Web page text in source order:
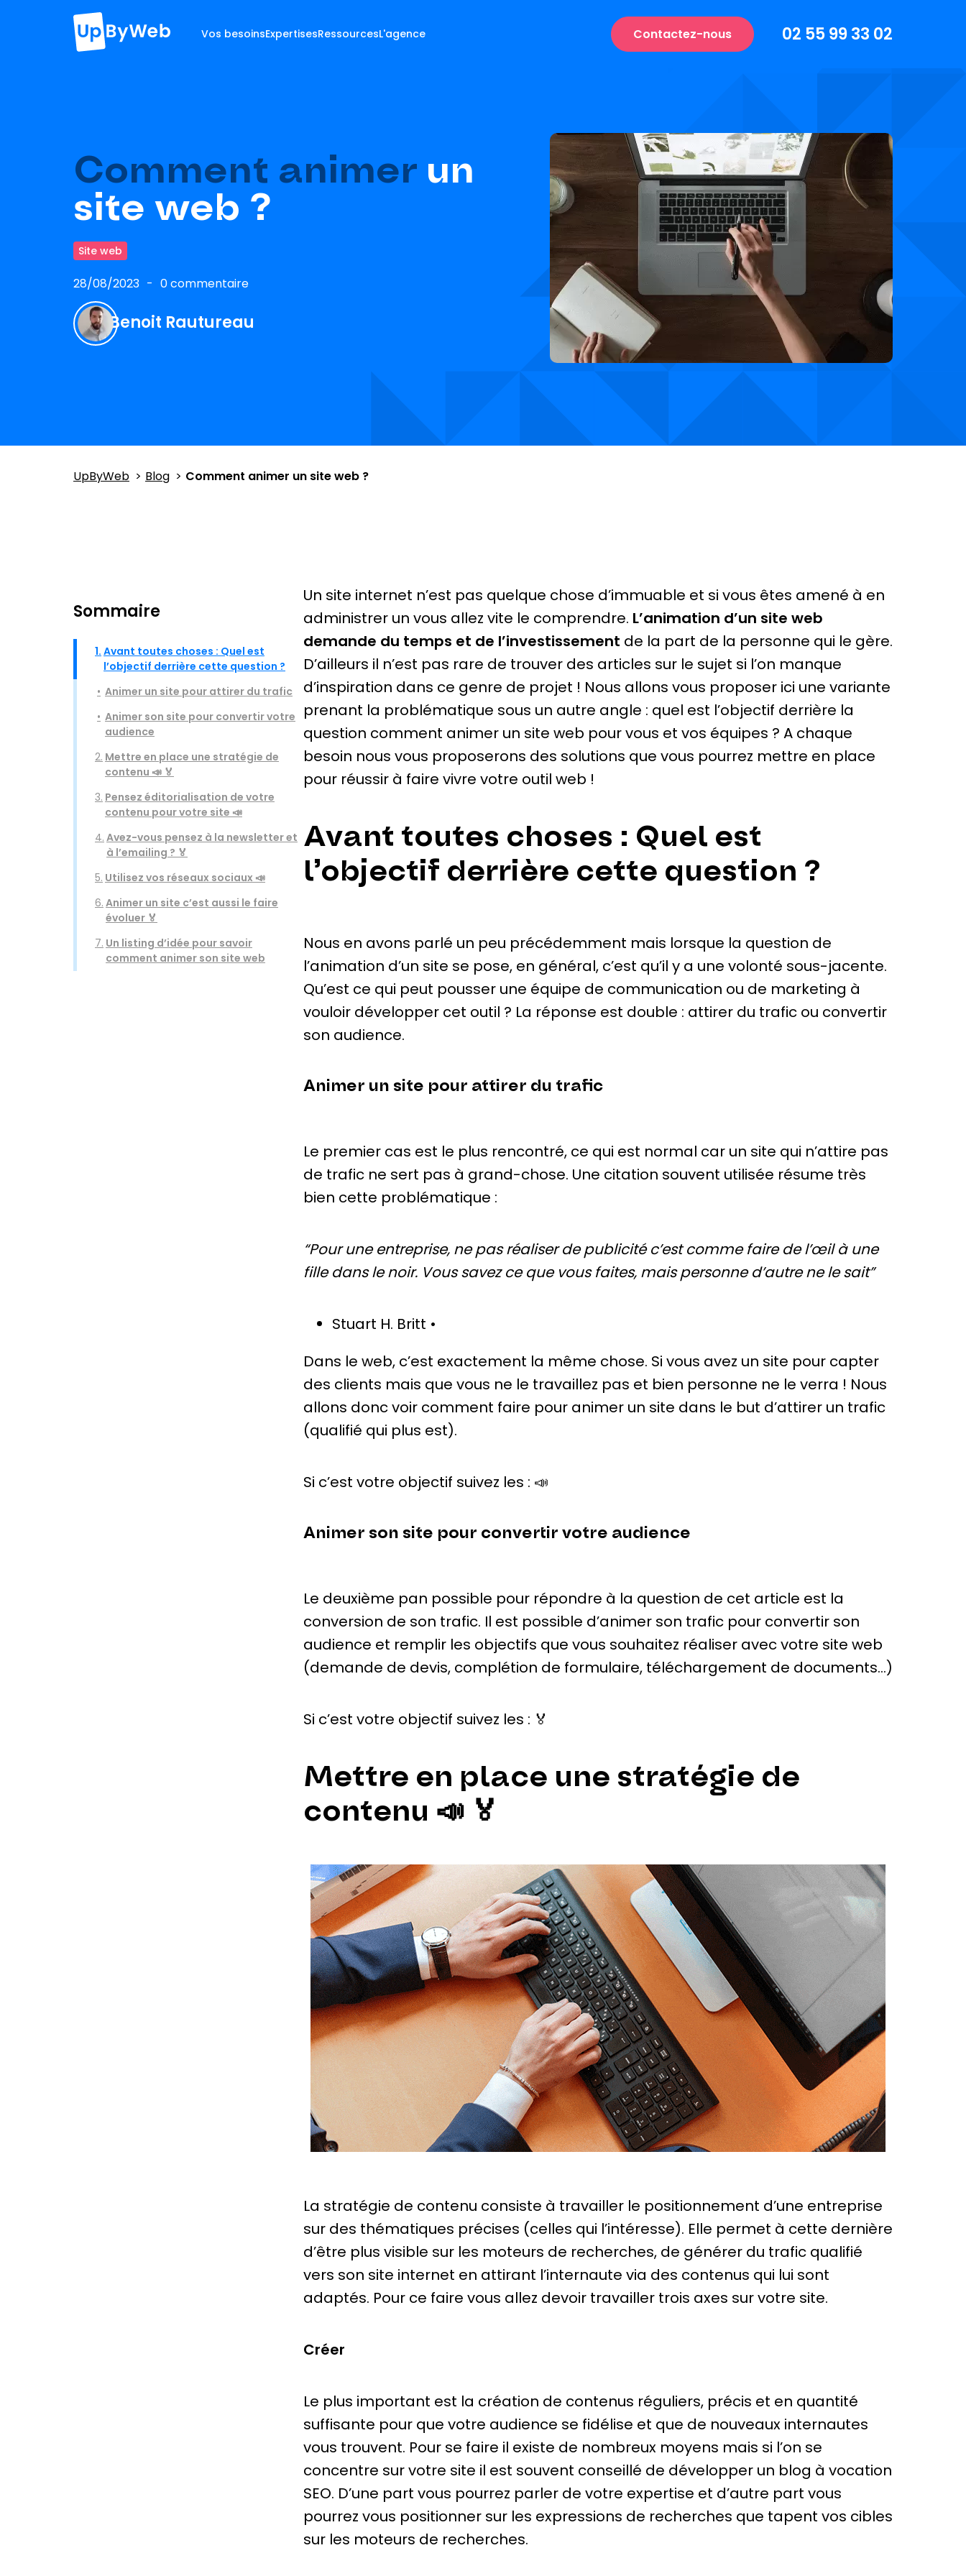
Vos besoinsExpertisesRessourcesL'agence Contactez-nous 02 55 99 33 02
Comment animer un
site web ?
Site web
28/08/2023 0 commentaire
Benoit Rautureau
UpByWeb Blog Comment animer un site web ?
Sommaire
1. Avant toutes choses : Quel est
l’objectif derrière cette question ?
Animer un site pour attirer du trafic
Animer son site pour convertir votre
audience
2. Mettre en place une stratégie de
contenu 📣 🏅
3. Pensez éditorialisation de votre
contenu pour votre site 📣
4. Avez-vous pensez à la newsletter et
à l’emailing ? 🏅
5. Utilisez vos réseaux sociaux 📣
6. Animer un site c’est aussi le faire
évoluer 🏅
7. Un listing d’idée pour savoir
comment animer son site web
Un site internet n’est pas quelque chose d’immuable et si vous êtes amené à en
administrer un vous allez vite le comprendre. L’animation d’un site web
demande du temps et de l’investissement de la part de la personne qui le gère.
D’ailleurs il n’est pas rare de trouver des articles sur le sujet si l’on manque
d’inspiration dans ce genre de projet ! Nous allons vous proposer ici une variante
prenant la problématique sous un autre angle : quel est l’objectif derrière la
question comment animer un site web pour vous et vos équipes ? A chaque
besoin nous vous proposerons des solutions que vous pourrez mettre en place
pour réussir à faire vivre votre outil web !
Avant toutes choses : Quel est
l’objectif derrière cette question ?
Nous en avons parlé un peu précédemment mais lorsque la question de
l’animation d’un site se pose, en général, c’est qu’il y a une volonté sous-jacente.
Qu’est ce qui peut pousser une équipe de communication ou de marketing à
vouloir développer cet outil ? La réponse est double : attirer du trafic ou convertir
son audience.
Animer un site pour attirer du trafic
Le premier cas est le plus rencontré, ce qui est normal car un site qui n’attire pas
de trafic ne sert pas à grand-chose. Une citation souvent utilisée résume très
bien cette problématique :
“Pour une entreprise, ne pas réaliser de publicité c’est comme faire de l’œil à une
fille dans le noir. Vous savez ce que vous faites, mais personne d’autre ne le sait”
Stuart H. Britt •
Dans le web, c’est exactement la même chose. Si vous avez un site pour capter
des clients mais que vous ne le travaillez pas et bien personne ne le verra ! Nous
allons donc voir comment faire pour animer un site dans le but d’attirer un trafic
(qualifié qui plus est).
Si c’est votre objectif suivez les : 📣
Animer son site pour convertir votre audience
Le deuxième pan possible pour répondre à la question de cet article est la
conversion de son trafic. Il est possible d’animer son trafic pour convertir son
audience et remplir les objectifs que vous souhaitez réaliser avec votre site web
(demande de devis, complétion de formulaire, téléchargement de documents…)
Si c’est votre objectif suivez les : 🏅
Mettre en place une stratégie de
contenu 📣 🏅
La stratégie de contenu consiste à travailler le positionnement d’une entreprise
sur des thématiques précises (celles qui l’intéresse). Elle permet à cette dernière
d’être plus visible sur les moteurs de recherches, de générer du trafic qualifié
vers son site internet en attirant l’internaute via des contenus qui lui sont
adaptés. Pour ce faire vous allez devoir travailler trois axes sur votre site.
Créer
Le plus important est la création de contenus réguliers, précis et en quantité
suffisante pour que votre audience se fidélise et que de nouveaux internautes
vous trouvent. Pour se faire il existe de nombreux moyens mais si l’on se
concentre sur votre site il est souvent conseillé de développer un blog à vocation
SEO. D’une part vous pourrez parler de votre expertise et d’autre part vous
pourrez vous positionner sur les expressions de recherches que tapent vos cibles
sur les moteurs de recherches.